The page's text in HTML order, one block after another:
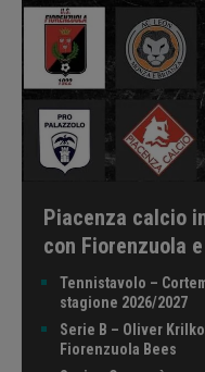
Piacenza calcio
con Fiorenzuola
Tennistavolo –
stagione 2026/2027
Serie B – Oliver
Fiorenzuola Bees